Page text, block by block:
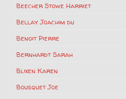
Beecher Stowe Harriet
Bellay Joachim du
Benoit Pierre
Bernhardt Sarah
Blixen Karen
Bousquet Joe